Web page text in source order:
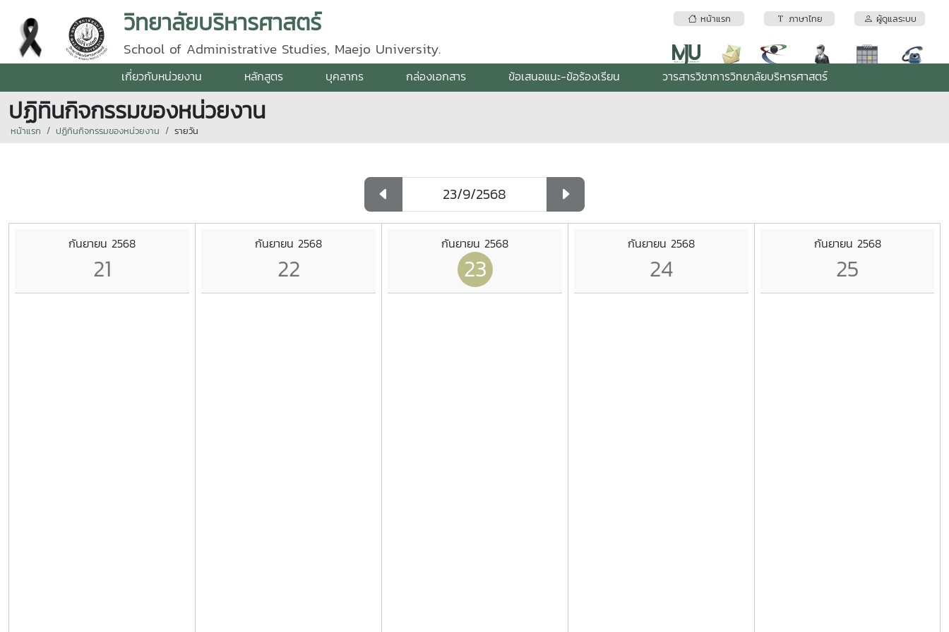
หน้าแรก ภาษาไทย ผู้ดูแลระบบ
วิทยาลัยบริหารศาสตร์
School of Administrative Studies, Maejo University.
เกี่ยวกับหน่วยงาน หลักสูตร บุคลากร กล่องเอกสาร ข้อเสนอแนะ-ข้อร้องเรียน วารสารวิชาการวิทยาลัยบริหารศาสตร์
ปฏิทินกิจกรรมของหน่วยงาน
หน้าแรก ปฏิทินกิจกรรมของหน่วยงาน รายวัน
กันยายน 2568
21
กันยายน 2568
22
กันยายน 2568
23
กันยายน 2568
24
กันยายน 2568
25